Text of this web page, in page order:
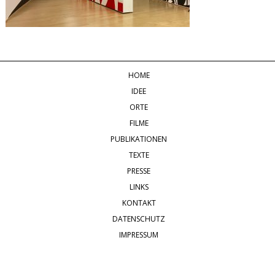
HOME
IDEE
ORTE
FILME
PUBLIKATIONEN
TEXTE
PRESSE
LINKS
KONTAKT
DATENSCHUTZ
IMPRESSUM